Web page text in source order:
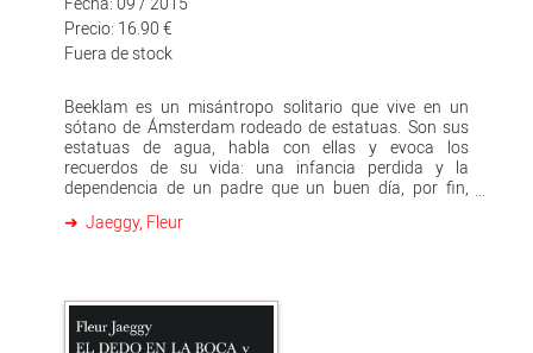
Precio: 16.90 €
Fuera de stock
Beeklam es un misántropo solitario que vive en un
sótano de Ámsterdam rodeado de estatuas. Son sus
estatuas de agua, habla con ellas y evoca los
recuerdos de su vida: una infancia perdida y la
dependencia de un padre que un buen día, por fin,
con las que ahora pasa las horas. No está solo del
también extraño sirviente de su padre: todos ellos son
figuras que han renunciado a una parte significativa de
Jaeggy, Fleur